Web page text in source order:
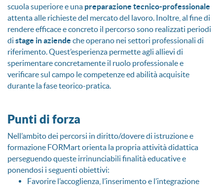
scuola superiore e una preparazione tecnico-professionale
attenta alle richieste del mercato del lavoro. Inoltre, al fine di
rendere efficace e concreto il percorso sono realizzati periodi
di stage in aziende che operano nei settori professionali di
riferimento. Quest’esperienza permette agli allievi di
sperimentare concretamente il ruolo professionale e
verificare sul campo le competenze ed abilità acquisite
durante la fase teorico-pratica.
Punti di forza
Nell’ambito dei percorsi in diritto/dovere di istruzione e
formazione FORMart orienta la propria attività didattica
perseguendo queste irrinunciabili finalità educative e
ponendosi i seguenti obiettivi:
Favorire l’accoglienza, l’inserimento e l’integrazione